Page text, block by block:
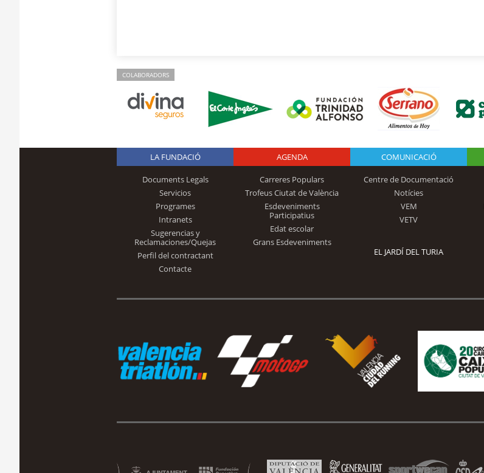
COLABORADORS
Logo Fundación
Trinidad Alfonso
LA FUNDACIÓ
Documents Legals
Servicios
Programes
Intranets
Sugerencias y
Reclamaciones/Quejas
Perfil del contractant
Contacte
AGENDA
Carreres Populars
Trofeus Ciutat de València
Esdeveniments
Participatius
Edat escolar
Grans Esdeveniments
COMUNICACIÓ
Centre de Documentació
Notícies
VEM
VETV
EL JARDÍ DEL TURIA